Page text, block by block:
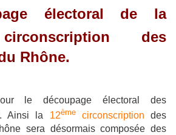
électoral de la
des
Rhône.
le découpage électoral des
Ainsi la 12èmecirconscription des
sera désormais composée des